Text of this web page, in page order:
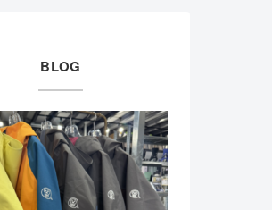
BLOG